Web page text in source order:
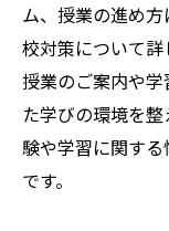
ム、授業の進め
校対策について詳
授業のご案内や
た学びの環境を
験や学習に関す
です。